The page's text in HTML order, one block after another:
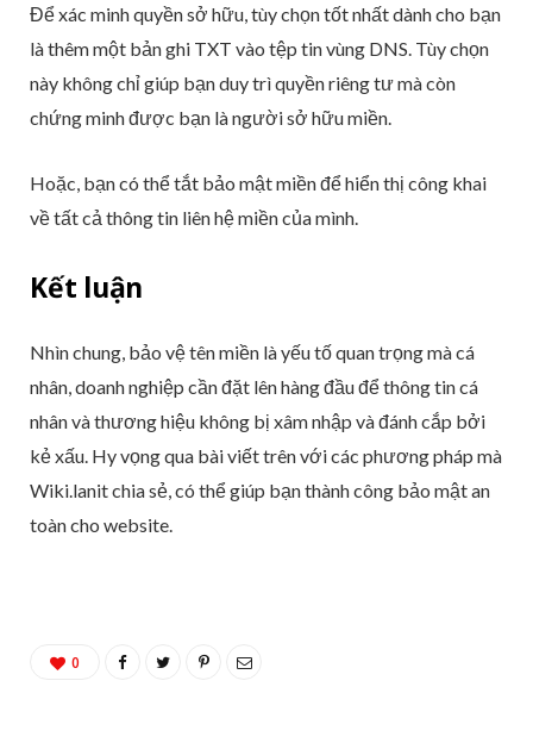
Để xác minh quyền sở hữu, tùy chọn tốt nhất dành cho bạn
là thêm một bản ghi TXT vào tệp tin vùng DNS. Tùy chọn
này không chỉ giúp bạn duy trì quyền riêng tư mà còn
chứng minh được bạn là người sở hữu miền.
Hoặc, bạn có thể tắt bảo mật miền để hiển thị công khai
về tất cả thông tin liên hệ miền của mình.
Kết luận
Nhìn chung, bảo vệ tên miền là yếu tố quan trọng mà cá
nhân, doanh nghiệp cần đặt lên hàng đầu để thông tin cá
nhân và thương hiệu không bị xâm nhập và đánh cắp bởi
kẻ xấu. Hy vọng qua bài viết trên với các phương pháp mà
Wiki.lanit chia sẻ, có thể giúp bạn thành công bảo mật an
toàn cho website.
0